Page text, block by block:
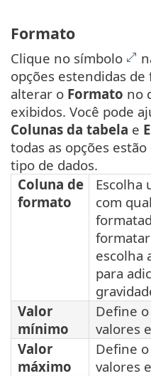
Formato
Clique no símbolo
opções estendidas de
alterar o Formato no
exibidos. Você pode
Colunas da tabela e
todas as opções
tipo de dados.
Coluna de
formato
Escolha
com
escolha
para
Valor
mínimo
Define
valores
Valor
máximo
Define
valores